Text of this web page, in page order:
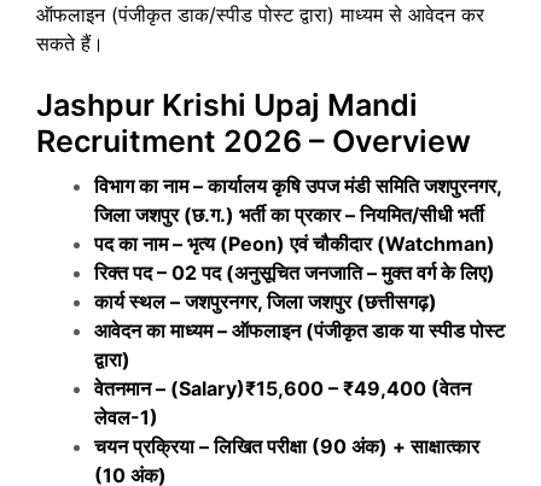
ऑफलाइन (पंजीकृत डाक/स्पीड पोस्ट द्वारा) माध्यम से आवेदन कर
सकते हैं।
Jashpur Krishi Upaj Mandi
Recruitment 2026 – Overview
विभाग का नाम – कार्यालय कृषि उपज मंडी समिति जशपुरनगर,
जिला जशपुर (छ.ग.) भर्ती का प्रकार – नियमित/सीधी भर्ती
पद का नाम – भृत्य (Peon) एवं चौकीदार (Watchman)
रिक्त पद – 02 पद (अनुसूचित जनजाति – मुक्त वर्ग के लिए)
कार्य स्थल – जशपुरनगर, जिला जशपुर (छत्तीसगढ़)
आवेदन का माध्यम – ऑफलाइन (पंजीकृत डाक या स्पीड पोस्ट
द्वारा)
वेतनमान – (Salary)₹15,600 – ₹49,400 (वेतन
लेवल-1)
चयन प्रक्रिया – लिखित परीक्षा (90 अंक) + साक्षात्कार
(10 अंक)